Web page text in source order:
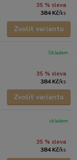
35 % sleva
384 Kč/ks
Zvolit variantu
35 % sleva
384 Kč/ks
Skladem
Zvolit variantu
35 % sleva
384 Kč/ks
skladem